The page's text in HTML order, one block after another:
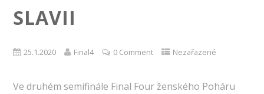
SLAVII
25.1.2020 Final4 0 Comment Nezařazené
Ve druhém semifinále Final Four ženského Poháru